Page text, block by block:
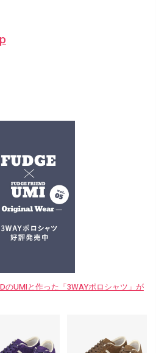
のUMIと作った「3WAYポロシャツ」が